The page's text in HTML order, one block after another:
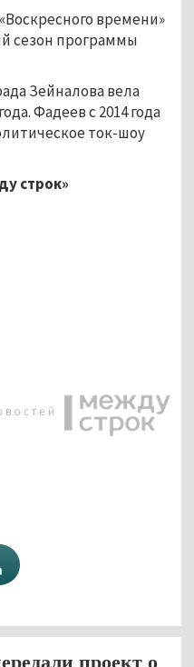
времени»
сезон программы
Зейналова вела
Фадеев с 2014 года
ток-шоу
строк»
проект о